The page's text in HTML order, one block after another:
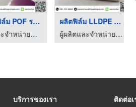
รับผลิตฟิล์ม POF ราค ...
ผู้ผลิตและจำหน่ายฟิล์มบรรจุภัณฑ์คุณภาพสูง สำหรับทุกอุตสาหกรรม
ผลิตฟิล์ม LLDPE สำหร ...
ผู้ผลิตและจำหน่ายฟิล์มบรรจุภัณฑ์คุณภาพสูง สำหรับทุกอุตสาหกรรม
บริการของเรา ติดต่อเ